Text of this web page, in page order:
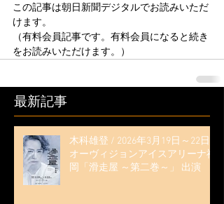
この記事は朝日新聞デジタルでお読みいただ
けます。
（有料会員記事です。有料会員になると続き
をお読みいただけます。）
最新記事
木科雄登 / 2026年3月19日～22日
オーヴィジョンアイスアリーナ福
岡「滑走屋 ～第二巻～」 出演